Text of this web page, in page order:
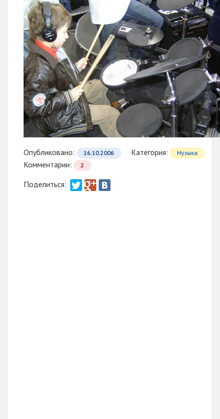
Опубликовано: 16.10.2006 Категория: Музыка
Комментарии: 2
Поделиться: